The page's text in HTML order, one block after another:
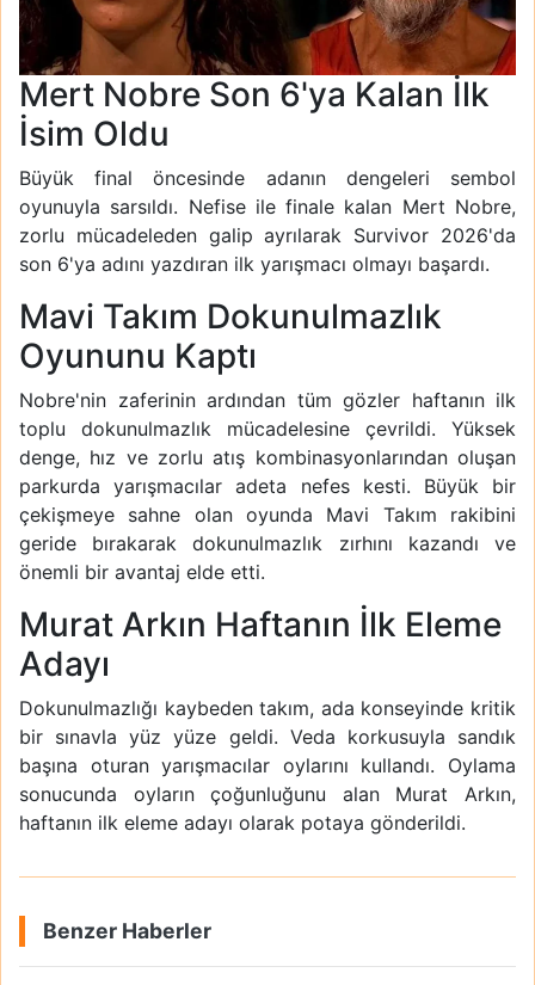
Mert Nobre Son 6'ya Kalan İlk
İsim Oldu
Büyük final öncesinde adanın dengeleri sembol
oyunuyla sarsıldı. Nefise ile finale kalan Mert Nobre,
zorlu mücadeleden galip ayrılarak Survivor 2026'da
son 6'ya adını yazdıran ilk yarışmacı olmayı başardı.
Mavi Takım Dokunulmazlık
Oyununu Kaptı
Nobre'nin zaferinin ardından tüm gözler haftanın ilk
toplu dokunulmazlık mücadelesine çevrildi. Yüksek
denge, hız ve zorlu atış kombinasyonlarından oluşan
parkurda yarışmacılar adeta nefes kesti. Büyük bir
çekişmeye sahne olan oyunda Mavi Takım rakibini
geride bırakarak dokunulmazlık zırhını kazandı ve
önemli bir avantaj elde etti.
Murat Arkın Haftanın İlk Eleme
Adayı
Dokunulmazlığı kaybeden takım, ada konseyinde kritik
bir sınavla yüz yüze geldi. Veda korkusuyla sandık
başına oturan yarışmacılar oylarını kullandı. Oylama
sonucunda oyların çoğunluğunu alan Murat Arkın,
haftanın ilk eleme adayı olarak potaya gönderildi.
Benzer Haberler